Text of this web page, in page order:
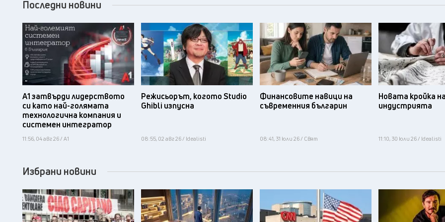
Последни новини
А1 затвърди лидерството
си като най-голямата
технологична компания и
системен интегратор
11:56, 04 авг 26 / А1
Режисьорът, когото Studio
Ghibli изпусна
08:55, 02 авг 26 / Idealisti
Финансовите навици на
съвременния българин
08:41, 31 юли 26 / Свят
Новата кройка
индустрията
11:10, 30 юли 26 / Idealisti
Избрани новини